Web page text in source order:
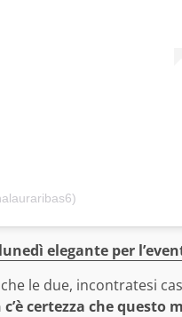
elegante per
le due, incontratesi
certezza che